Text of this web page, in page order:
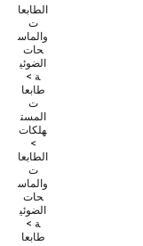
الطابعا
ت
والماس
حات
الضوئي
ة >
طابعا
ت
المست
هلكات
>
الطابعا
ت
والماس
حات
الضوئي
ة >
طابعا